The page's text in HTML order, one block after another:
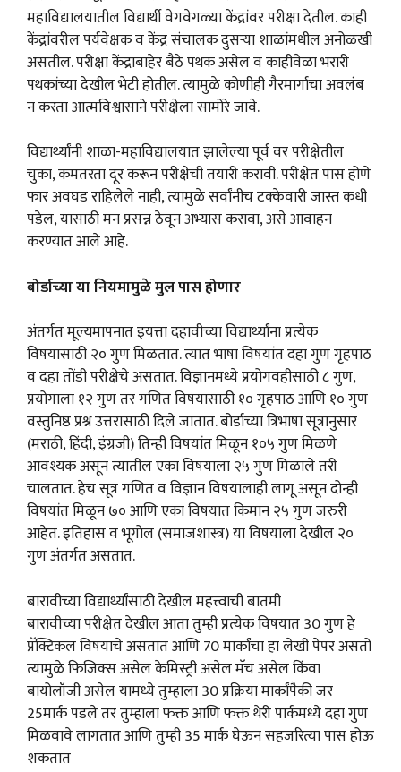
महाविद्यालयातील विद्यार्थी वेगवेगळ्या केंद्रांवर परीक्षा देतील. काही
केंद्रांवरील पर्यवेक्षक व केंद्र संचालक दुसऱ्या शाळांमधील अनोळखी
असतील. परीक्षा केंद्राबाहेर बैठे पथक असेल व काहीवेळा भरारी
पथकांच्या देखील भेटी होतील. त्यामुळे कोणीही गैरमार्गाचा अवलंब
न करता आत्मविश्वासाने परीक्षेला सामोरे जावे.
विद्यार्थ्यांनी शाळा-महाविद्यालयात झालेल्या पूर्व वर परीक्षेतील
चुका, कमतरता दूर करून परीक्षेची तयारी करावी. परीक्षेत पास होणे
फार अवघड राहिलेले नाही, त्यामुळे सर्वांनीच टक्केवारी जास्त कधी
पडेल, यासाठी मन प्रसन्न ठेवून अभ्यास करावा, असे आवाहन
करण्यात आले आहे.
बोर्डाच्या या नियमामुळे मुल पास होणार
अंतर्गत मूल्यमापनात इयत्ता दहावीच्या विद्यार्थ्यांना प्रत्येक
विषयासाठी २० गुण मिळतात. त्यात भाषा विषयांत दहा गुण गृहपाठ
व दहा तोंडी परीक्षेचे असतात. विज्ञानमध्ये प्रयोगवहीसाठी ८ गुण,
प्रयोगाला १२ गुण तर गणित विषयासाठी १० गृहपाठ आणि १० गुण
वस्तुनिष्ठ प्रश्न उत्तरासाठी दिले जातात. बोर्डाच्या त्रिभाषा सूत्रानुसार
(मराठी, हिंदी, इंग्रजी) तिन्ही विषयांत मिळून १०५ गुण मिळणे
आवश्यक असून त्यातील एका विषयाला २५ गुण मिळाले तरी
चालतात. हेच सूत्र गणित व विज्ञान विषयालाही लागू असून दोन्ही
विषयांत मिळून ७० आणि एका विषयात किमान २५ गुण जरुरी
आहेत. इतिहास व भूगोल (समाजशास्त्र) या विषयाला देखील २०
गुण अंतर्गत असतात.
बारावीच्या विद्यार्थ्यांसाठी देखील महत्त्वाची बातमी
बारावीच्या परीक्षेत देखील आता तुम्ही प्रत्येक विषयात 30 गुण हे
प्रॅक्टिकल विषयाचे असतात आणि 70 मार्कांचा हा लेखी पेपर असतो
त्यामुळे फिजिक्स असेल केमिस्ट्री असेल मॅच असेल किंवा
बायोलॉजी असेल यामध्ये तुम्हाला 30 प्रक्रिया मार्कांपैकी जर
25मार्क पडले तर तुम्हाला फक्त आणि फक्त थेरी पार्कमध्ये दहा गुण
मिळवावे लागतात आणि तुम्ही 35 मार्क घेऊन सहजरित्या पास होऊ
शकतात